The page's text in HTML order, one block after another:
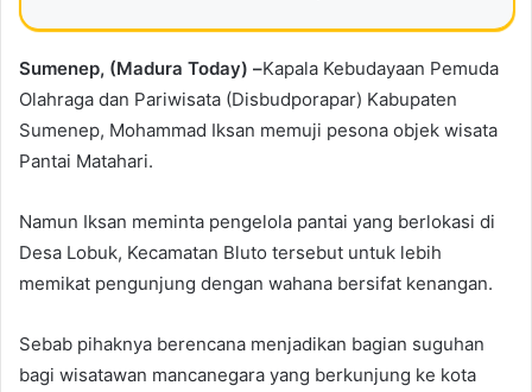
Sumenep, (Madura Today) –Kapala Kebudayaan Pemuda
Olahraga dan Pariwisata (Disbudporapar) Kabupaten
Sumenep, Mohammad Iksan memuji pesona objek wisata
Pantai Matahari.
Namun Iksan meminta pengelola pantai yang berlokasi di
Desa Lobuk, Kecamatan Bluto tersebut untuk lebih
memikat pengunjung dengan wahana bersifat kenangan.
Sebab pihaknya berencana menjadikan bagian suguhan
bagi wisatawan mancanegara yang berkunjung ke kota